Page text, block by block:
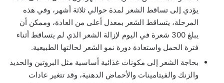
يؤدي إلى تساقط الشعر لمدة حوالي ثلاثة أشهر، وفي هذه
المرحلة، يتساقط الشعر بمعدل أعلى من العادة، وممكن أن
يبلغ 300 شعرة في اليوم لإزالة الشعر الذي لم يتساقط أثناء
فترة الحمل واستعادة دورة نمو الشعر لحالتها الطبيعية.
بحاجة الشعر إلى مكونات غذائية أساسية مثل البروتين والحديد
والزنك والفيتامينات والأحماض الدهنية، وقد تتغير عادات